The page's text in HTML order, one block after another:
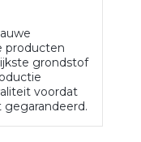
producten
grondstof
voordat